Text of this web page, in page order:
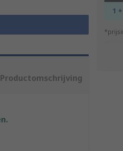
1 +
Productomschrijving